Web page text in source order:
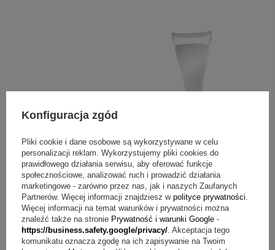
+1
Zobacz więcej
Konfiguracja zgód
Pliki cookie i dane osobowe są wykorzystywane w celu
personalizacji reklam. Wykorzystujemy pliki cookies do
prawidłowego działania serwisu, aby oferować funkcje
społecznościowe, analizować ruch i prowadzić działania
marketingowe - zarówno przez nas, jak i naszych Zaufanych
Partnerów. Więcej informacji znajdziesz w polityce prywatności.
Więcej informacji na temat warunków i prywatności można
znaleźć także na stronie Prywatność i warunki Google -
https://business.safety.google/privacy/. Akceptacja tego
komunikatu oznacza zgodę na ich zapisywanie na Twoim